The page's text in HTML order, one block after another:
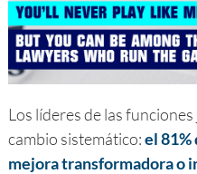
Los líderes de las
cambio sistemático:el 81%
mejora transformadora o